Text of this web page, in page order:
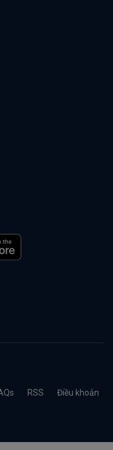
RSS Điều khoản